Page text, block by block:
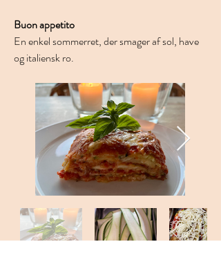
Buon appetito
En enkel sommerret, der smager af sol, have
og italiensk ro.